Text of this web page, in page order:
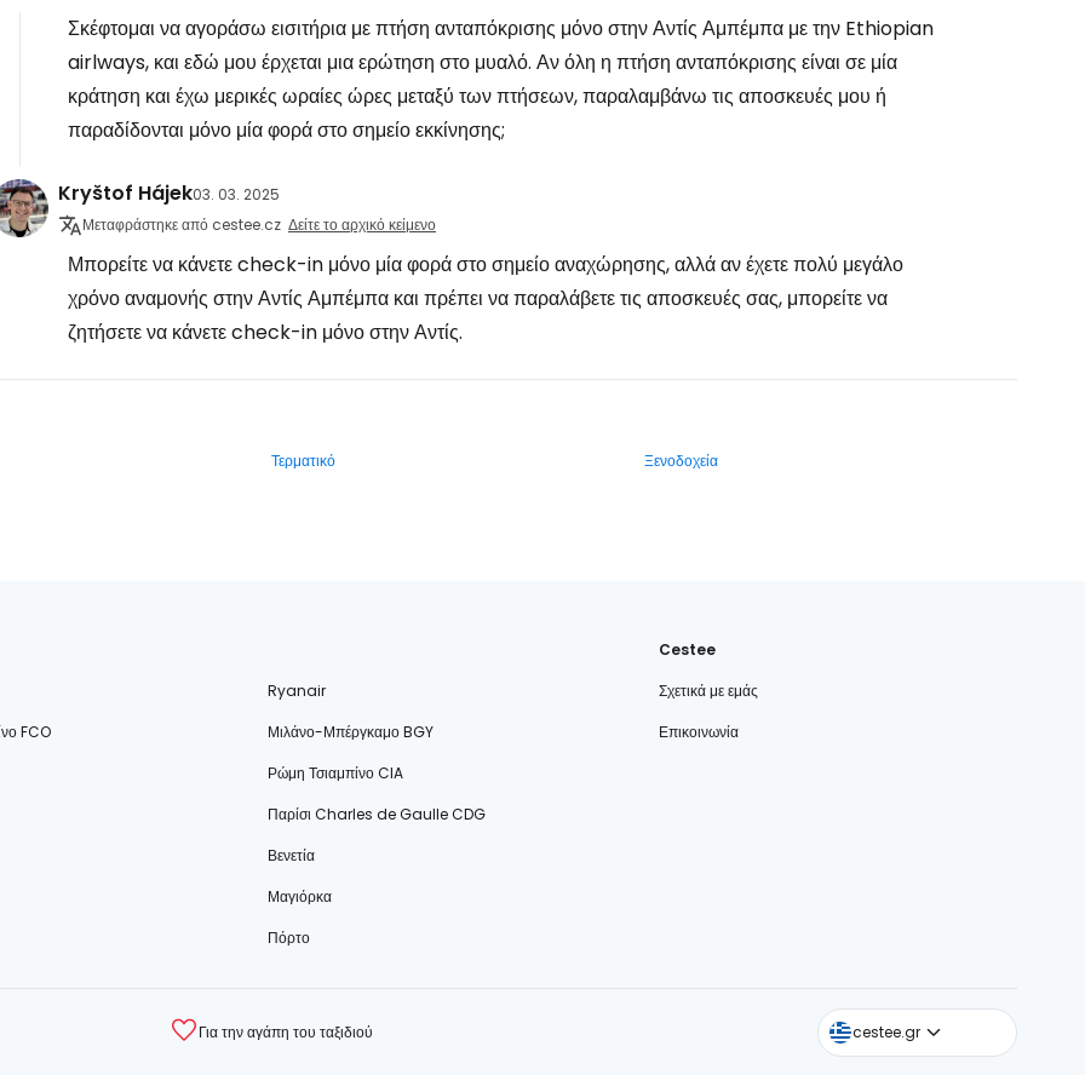
Σκέφτομαι να αγοράσω εισιτήρια με πτήση ανταπόκρισης μόνο στην Αντίς Αμπέμπα με την Ethiopian
airlways, και εδώ μου έρχεται μια ερώτηση στο μυαλό. Αν όλη η πτήση ανταπόκρισης είναι σε μία
κράτηση και έχω μερικές ωραίες ώρες μεταξύ των πτήσεων, παραλαμβάνω τις αποσκευές μου ή
παραδίδονται μόνο μία φορά στο σημείο εκκίνησης;
Kryštof Hájek03. 03. 2025
Μεταφράστηκε από cestee.cz Δείτε το αρχικό κείμενο
Μπορείτε να κάνετε check-in μόνο μία φορά στο σημείο αναχώρησης, αλλά αν έχετε πολύ μεγάλο
χρόνο αναμονής στην Αντίς Αμπέμπα και πρέπει να παραλάβετε τις αποσκευές σας, μπορείτε να
ζητήσετε να κάνετε check-in μόνο στην Αντίς.
Τερματικό Ξενοδοχεία
Ryanair
FCO
Μιλάνο-Μπέργκαμο BGY
Ρώμη Τσιαμπίνο CIA
Παρίσι Charles de Gaulle CDG
Βενετία
Μαγιόρκα
Πόρτο
Cestee
Σχετικά με εμάς
Επικοινωνία
Για την αγάπη του ταξιδιού cestee.gr
cestee.com
cestee.sk